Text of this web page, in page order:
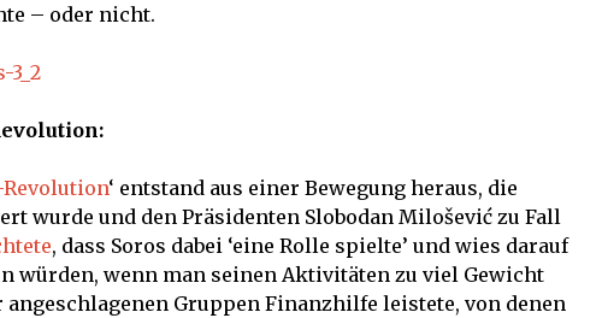
– oder nicht.
‘ entstand aus einer Bewegung heraus, die
wurde und den Präsidenten Slobodan Milošević zu Fall
, dass Soros dabei ‘eine Rolle spielte’ und wies darauf
würden, wenn man seinen Aktivitäten zu viel Gewicht
angeschlagenen Gruppen Finanzhilfe leistete, von denen